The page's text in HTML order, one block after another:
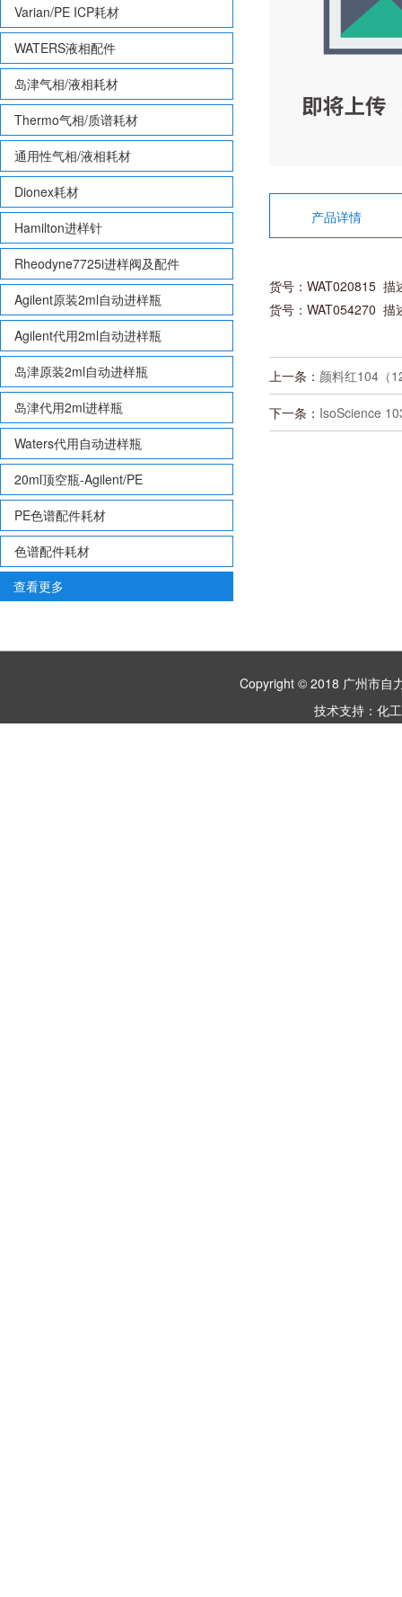
Varian/PE ICP耗材
WATERS液相配件
岛津气相/液相耗材
Thermo气相/质谱耗材
通用性气相/液相耗材
Dionex耗材
Hamilton进样针
Rheodyne7725i进样阀及配件
Agilent原装2ml自动进样瓶
Agilent代用2ml自动进样瓶
岛津原装2ml自动进样瓶
岛津代用2ml进样瓶
Waters代用自动进样瓶
20ml顶空瓶-Agilent/PE
PE色谱配件耗材
色谱配件耗材
查看更多
产品详情
货号：WAT020815 描
货号：WAT054270 描
上一条： 颜料红104（
下一条： IsoScience
Copyright © 2018 广州市
技术支持： 化